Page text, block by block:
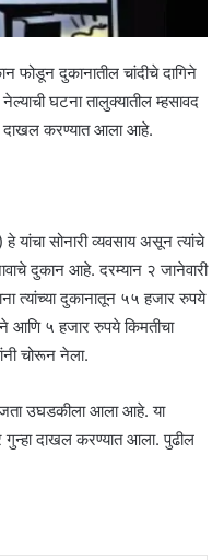
फोडून दुकानातील चांदीचे दागिने
घटना तालुक्यातील म्हसावद
करण्यात आला आहे.
यांचा सोनारी व्यवसाय असून त्यांचे
दुकान आहे. दरम्यान २ जानेवारी
त्यांच्या दुकानातून ५५ हजार रुपये
आणि ५ हजार रुपये किमतीचा
चोरून नेला.
उघडकीला आला आहे. या
गुन्हा दाखल करण्यात आला. पुढील